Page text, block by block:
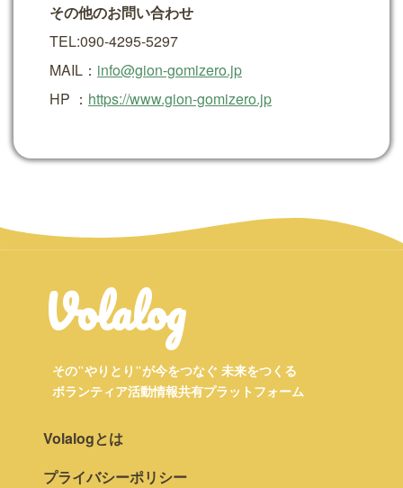
その他のお問い合わせ
TEL:090-4295-5297
MAIL： info@gion-gomizero.jp
HP ： https://www.gion-gomizero.jp
Volalog
その"やりとり"が今をつなぐ 未来をつくる
ボランティア活動情報共有プラットフォーム
Volalogとは
プライバシーポリシー